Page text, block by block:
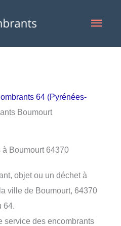
64 (Pyrénées-
Boumourt
Boumourt 64370
objet ou un déchet à
ville de Boumourt, 64370
64.
service des encombrants